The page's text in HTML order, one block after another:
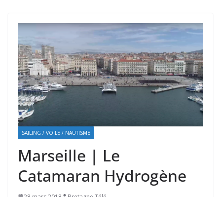
SAILING / VOILE / NAUTISME
Marseille | Le
Catamaran Hydrogène